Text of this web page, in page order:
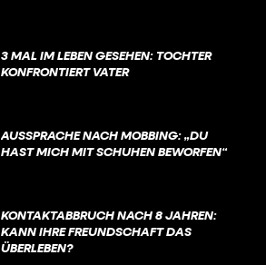
3 MAL IM LEBEN GESEHEN: TOCHTER
KONFRONTIERT VATER
AUSSPRACHE NACH MOBBING: „DU
HAST MICH MIT SCHUHEN BEWORFEN“
KONTAKTABBRUCH NACH 8 JAHREN:
KANN IHRE FREUNDSCHAFT DAS
ÜBERLEBEN?